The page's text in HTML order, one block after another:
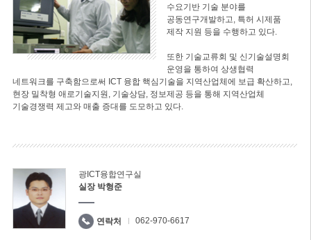
수요기반 기술 분야를
공동연구개발하고, 특허 시제품
제작 지원 등을 수행하고 있다.
또한 기술교류회 및 신기술설명회
운영을 통하여 상생협력
네트워크를 구축함으로써 ICT 융합 핵심기술을 지역산업체에 보급 확산하고,
현장 밀착형 애로기술지원, 기술상담, 정보제공 등을 통해 지역산업체
기술경쟁력 제고와 매출 증대를 도모하고 있다.
광ICT융합연구실
실장 박형준
연락처 062-970-6617